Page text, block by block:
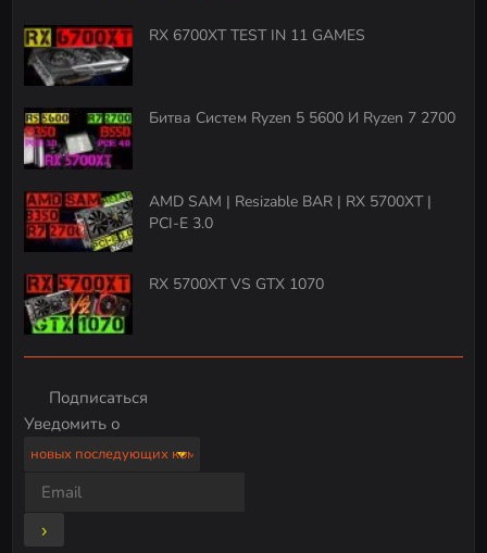
RX 6700XT TEST IN 11 GAMES
Битва Систем Ryzen 5 5600 И Ryzen 7 2700
AMD SAM | Resizable BAR | RX 5700XT |
PCI-E 3.0
RX 5700XT VS GTX 1070
Подписаться
Уведомить о